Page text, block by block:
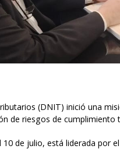
(DNIT) inició una
de riesgos de
de julio, está liderada por